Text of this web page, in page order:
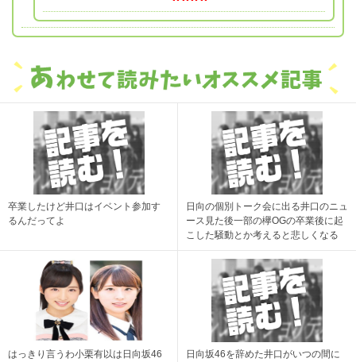
卒業したけど井口はイベント参加す
るんだってよ
日向の個別トーク会に出る井口のニュ
ース見た後一部の欅OGの卒業後に起
こした騒動とか考えると悲しくなる
はっきり言うわ小栗有以は日向坂46
日向坂46を辞めた井口がいつの間に